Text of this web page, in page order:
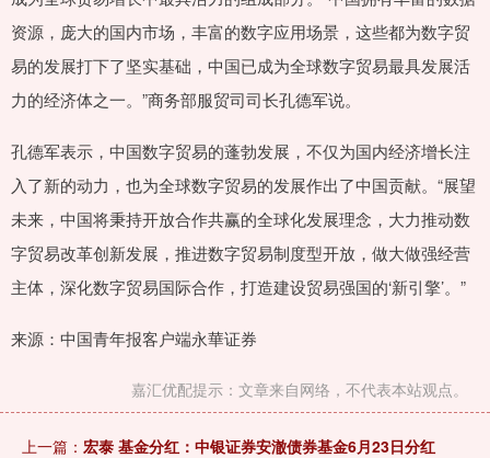
资源，庞大的国内市场，丰富的数字应用场景，这些都为数字贸
易的发展打下了坚实基础，中国已成为全球数字贸易最具发展活
力的经济体之一。”商务部服贸司司长孔德军说。
孔德军表示，中国数字贸易的蓬勃发展，不仅为国内经济增长注
入了新的动力，也为全球数字贸易的发展作出了中国贡献。“展望
未来，中国将秉持开放合作共赢的全球化发展理念，大力推动数
字贸易改革创新发展，推进数字贸易制度型开放，做大做强经营
主体，深化数字贸易国际合作，打造建设贸易强国的‘新引擎’。”
来源：中国青年报客户端永華证券
嘉汇优配提示：文章来自网络，不代表本站观点。
上一篇： 宏泰 基金分红：中银证券安澈债券基金6月23日分红